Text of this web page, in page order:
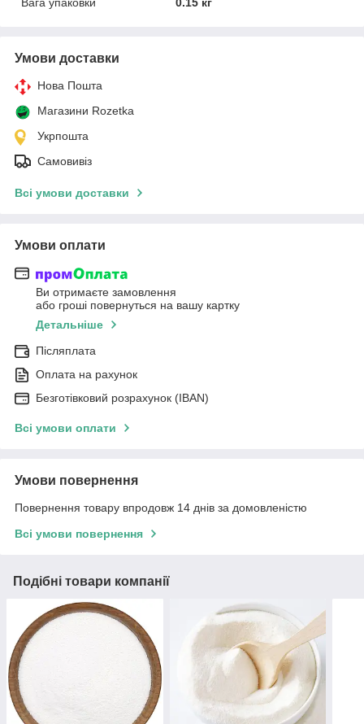
Умови доставки
Нова Пошта
Магазини Rozetka
Укрпошта
Самовивіз
Всі умови доставки
Умови оплати
Ви отримаєте замовлення
або гроші повернуться на вашу картку
Детальніше
Післяплата
Оплата на рахунок
Безготівковий розрахунок (IBAN)
Всі умови оплати
Умови повернення
Повернення товару впродовж 14 днів за домовленістю
Всі умови повернення
Подібні товари компанії